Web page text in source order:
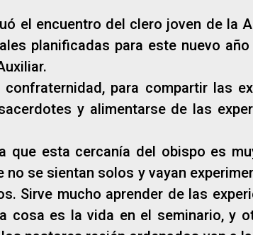
el encuentro del clero joven de la
planificadas para este nuevo
para compartir las
y alimentarse de las
que esta cercanía del obispo es
se sientan solos y vayan
Sirve mucho aprender de las
cosa es la vida en el seminario, y